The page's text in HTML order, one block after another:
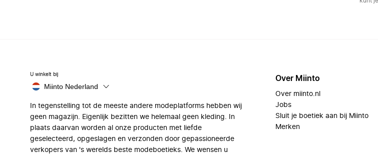
U winkelt bij
Miinto Nederland
In tegenstelling tot de meeste andere modeplatforms hebben wij
geen magazijn. Eigenlijk bezitten we helemaal geen kleding. In
plaats daarvan worden al onze producten met liefde
geselecteerd, opgeslagen en verzonden door gepassioneerde
verkopers van 's werelds beste modeboetieks. We wensen u
Over Miinto
Over miinto.nl
Jobs
Sluit je boetiek aan bij Miinto
Merken